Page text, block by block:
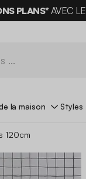
PLANS*AVEC LE
la maison Styles
120cm